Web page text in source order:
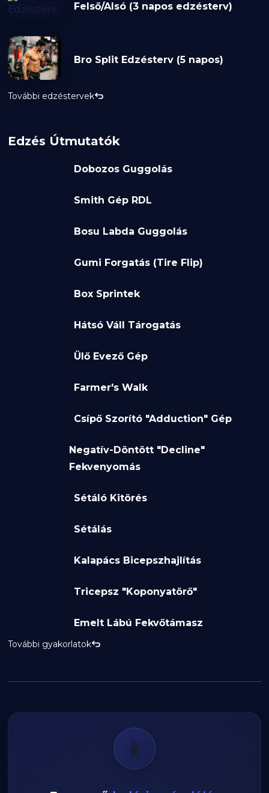
Felső/Alsó (3 napos edzésterv)
Bro Split Edzésterv (5 napos)
További edzéstervek
Edzés Útmutatók
Dobozos Guggolás
Smith Gép RDL
Bosu Labda Guggolás
Gumi Forgatás (Tire Flip)
Box Sprintek
Hátsó Váll Tárogatás
Ülő Evező Gép
Farmer's Walk
Csípő Szorító "Adduction" Gép
Negatív-Döntött "Decline"
Fekvenyomás
Sétáló Kitörés
Sétálás
Kalapács Bicepszhajlítás
Tricepsz "Koponyatörő"
Emelt Lábú Fekvőtámasz
További gyakorlatok
📱